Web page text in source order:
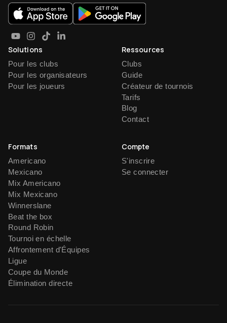
Solutions
Pour les clubs
Pour les organisateurs
Pour les joueurs
Ressources
Clubs
Guide
Créateur de tournois
Tarifs
Blog
Contact
Formats
Americano
Mexicano
Mix Americano
Mix Mexicano
Winnerslane
Beat the box
Round Robin
Tournoi en échelle
Affrontement d'Équipes
Ligue
Coupe du Monde
Élimination directe
Compte
S'inscrire
Se connecter